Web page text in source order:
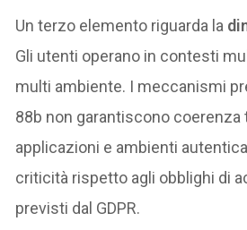
Un terzo elemento riguarda la
Gli utenti operano in contesti
multi ambiente. I meccanismi
88b non garantiscono coerenza
applicazioni e ambienti
criticità rispetto agli obblighi di
previsti dal GDPR.